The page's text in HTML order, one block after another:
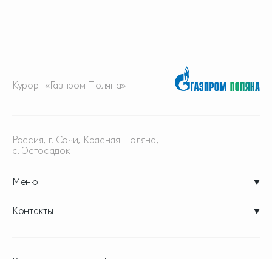
Курорт «Газпром Поляна»
Меню
Россия, г. Сочи, Красная Поляна,
с. Эстосадок
Контакты